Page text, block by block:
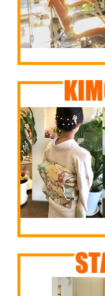
ンに入り、 早朝出勤
が続きます 体調整え
て頑張りますっっ
本日、誠に勝手なが ...